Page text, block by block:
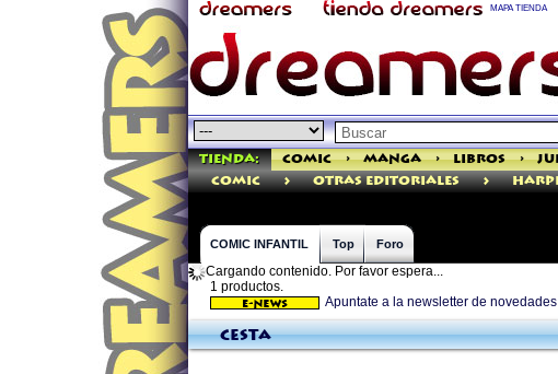
MAPA TIENDA
Tienda: Comic > Manga > Libros >
comic
> Otras Editoriales >
COMIC INFANTIL Top Foro
Cargando contenido. Por favor espera...
1 productos.
Apuntate a la newsletter de
Cesta